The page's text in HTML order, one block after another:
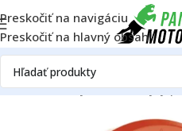
Preskočiť na navigáciu
Preskočiť na hlavný obsah
DomovPlasty Gas GasKryty